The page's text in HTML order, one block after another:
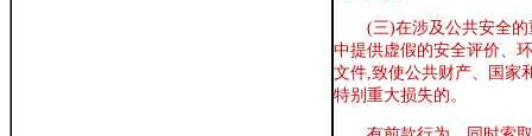
(三)在涉及公共安全
中提供虚假的安全评价、
文件,致使公共财产、国家
特别重大损失的。